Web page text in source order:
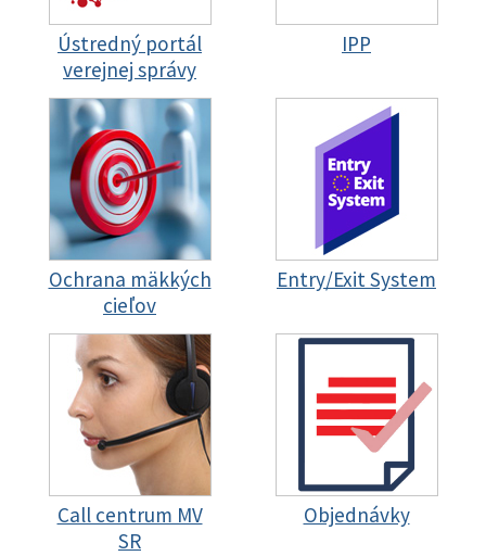
Ústredný portál
verejnej správy
IPP
Ochrana mäkkých
cieľov
Entry/Exit System
Call centrum MV
SR
Objednávky